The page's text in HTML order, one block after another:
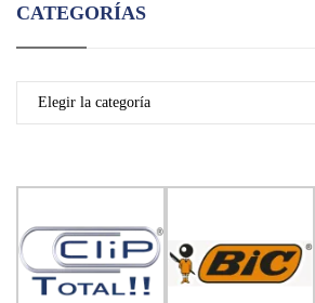
CATEGORÍAS
Categorías